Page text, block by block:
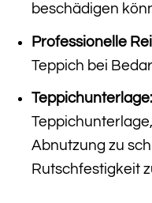
beschädigen
Professionelle
Teppich bei
Teppichunterlage:
Abnutzung zu
Rutschfestigkeit